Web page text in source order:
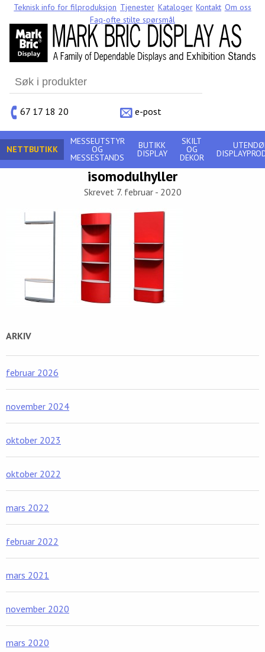
Search
for:
67 17 18 20
e-post
Teknisk info for filproduksjon Tjenester Kataloger Kontakt Om oss
Faq-ofte stilte spørsmål
NETTBUTIKK
MESSEUTSTYR
OG
MESSESTANDS
BUTIKK
DISPLAY
SKILT
OG
DEKOR
isomodulhyller
Skrevet 7. februar - 2020
ARKIV
februar 2026
november 2024
oktober 2023
oktober 2022
mars 2022
februar 2022
mars 2021
november 2020
mars 2020